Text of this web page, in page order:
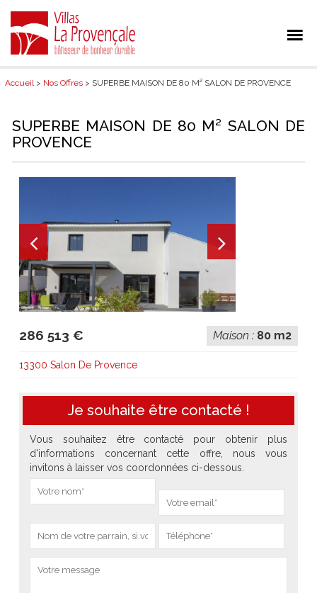
Accueil> Nos Offres > SUPERBE MAISON DE 80 M² SALON DE PROVENCE
SUPERBE MAISON DE 80 M² SALON DE
PROVENCE
286 513 € Maison : 80 m2
13300 Salon De Provence
Je souhaite être contacté !
Vous souhaitez être contacté pour obtenir plus
d'informations concernant cette offre, nous vous
invitons à laisser vos coordonnées ci-dessous.